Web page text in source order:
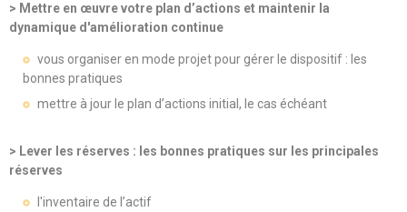
> Mettre en œuvre votre plan d’actions et maintenir la
dynamique d'amélioration continue
vous organiser en mode projet pour gérer le dispositif : les
bonnes pratiques
mettre à jour le plan d’actions initial, le cas échéant
> Lever les réserves : les bonnes pratiques sur les principales
réserves
l'inventaire de l’actif